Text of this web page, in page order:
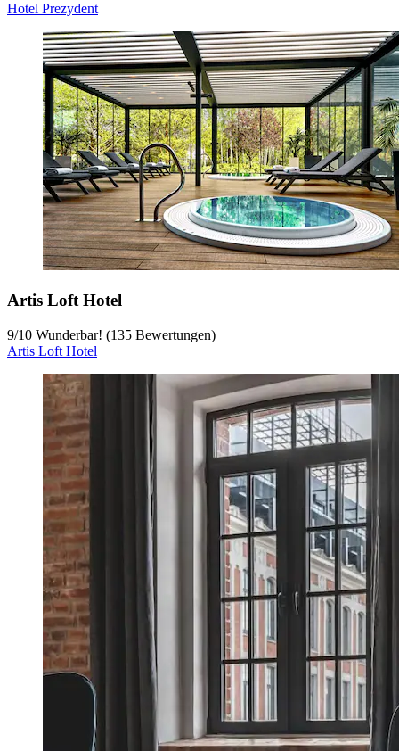
Hotel Prezydent
Artis Loft Hotel
9/10 Wunderbar! (135 Bewertungen)
Artis Loft Hotel